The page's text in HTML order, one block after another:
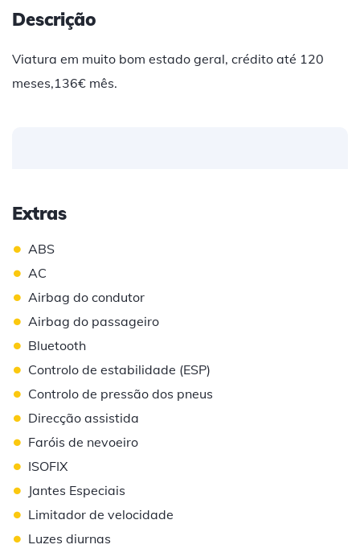
Descrição
Viatura em muito bom estado geral, crédito até 120
meses,136€ mês.
Extras
• ABS
• AC
• Airbag do condutor
• Airbag do passageiro
• Bluetooth
• Controlo de estabilidade (ESP)
• Controlo de pressão dos pneus
• Direcção assistida
• Faróis de nevoeiro
• ISOFIX
• Jantes Especiais
• Limitador de velocidade
• Luzes diurnas